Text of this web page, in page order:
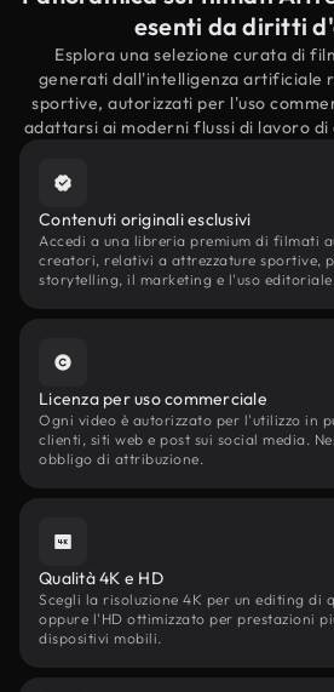
esenti da diritti
Esplora una selezione curata di
generati dall'intelligenza artificiale
sportive, autorizzati per l'uso
adattarsi ai moderni flussi di lavoro
Contenuti originali esclusivi
Accedi a una libreria premium di filmati
creatori, relativi a attrezzature sportive,
storytelling, il marketing e l'uso
Licenza per uso commerciale
Ogni video è autorizzato per l'utilizzo in
clienti, siti web e post sui social media.
obbligo di attribuzione.
Qualità 4K e HD
Scegli la risoluzione 4K per un editing di
oppure l'HD ottimizzato per prestazioni
dispositivi mobili.